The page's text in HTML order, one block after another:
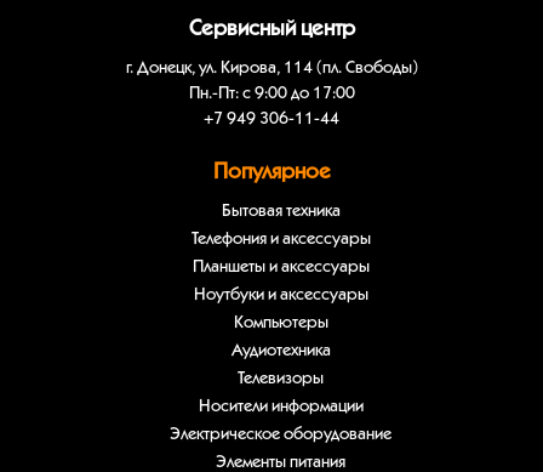
Сервисный центр
г. Донецк, ул. Кирова, 114 (пл. Свободы)
Пн.-Пт: с 9:00 до 17:00
+7 949 306-11-44
Популярное
Бытовая техника
Телефония и аксессуары
Планшеты и аксессуары
Ноутбуки и аксессуары
Компьютеры
Аудиотехника
Телевизоры
Носители информации
Электрическое оборудование
Элементы питания